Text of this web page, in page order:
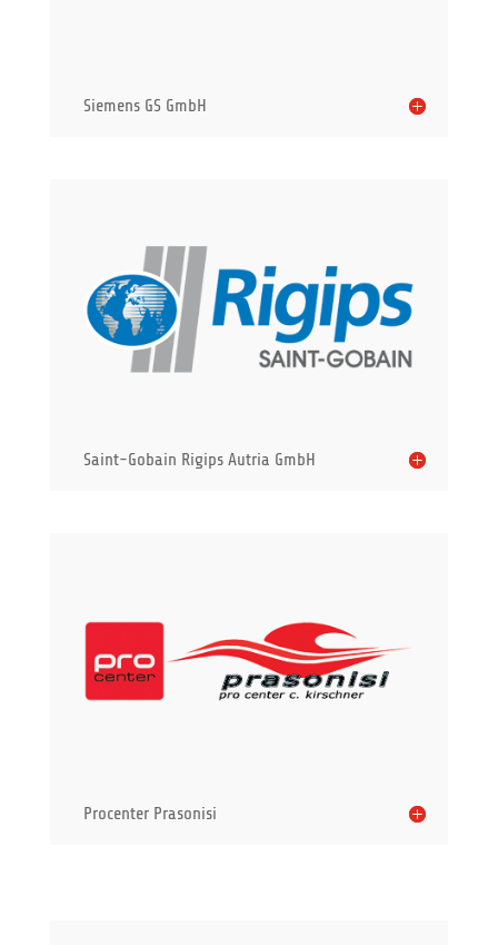
Siemens GS GmbH
Saint-Gobain Rigips Autria GmbH
Procenter Prasonisi